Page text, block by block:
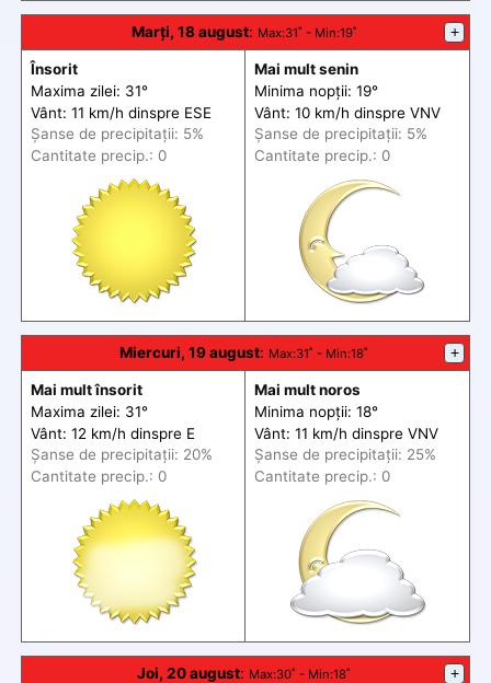
Marți, 18 august: Max:31˚ - Min:19˚ +
Însorit
Maxima zilei: 31°
Vânt: 11 km/h dinspre ESE
Șanse de precipitații: 5%
Cantitate precip.: 0
Mai mult senin
Minima nopții: 19°
Vânt: 10 km/h dinspre VNV
Șanse de precipitații: 5%
Cantitate precip.: 0
Miercuri, 19 august: Max:31˚ - Min:18˚ +
Mai mult însorit
Maxima zilei: 31°
Vânt: 12 km/h dinspre E
Șanse de precipitații: 20%
Cantitate precip.: 0
Mai mult noros
Minima nopții: 18°
Vânt: 11 km/h dinspre VNV
Șanse de precipitații: 25%
Cantitate precip.: 0
Joi, 20 august: Max:30˚ - Min:18˚ +